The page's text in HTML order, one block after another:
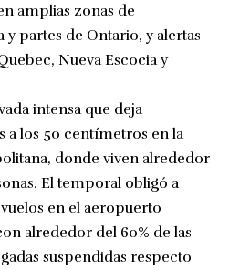
amplias zonas de
y partes de Ontario, y alertas
Nueva Escocia y
intensa que deja
a los 50 centímetros en la
donde viven alrededor
El temporal obligó a
en el aeropuerto
alrededor del 60% de las
suspendidas respecto